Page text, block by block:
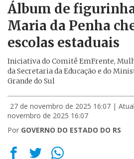
Álbum de
Maria da Penha
escolas estaduais
Iniciativa do Comitê EmFrente,
da Secretaria da Educação e do
Grande do Sul
27 de novembro de 2025 16:07 |
novembro de 2025 16:07
Por GOVERNO DO ESTADO DO RS